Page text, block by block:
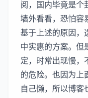
阅，国内毕竟是个
墙外看看，恐怕容
基于上述的原因，
中实惠的方案。但
定，时常出现慢，
的危险。也因为上
自己懒，所以博客